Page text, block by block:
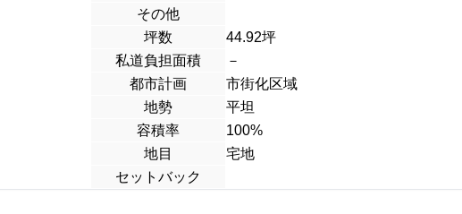
その他
坪数
44.92坪
私道負担面積
－
都市計画
市街化区域
地勢
平坦
容積率
100%
地目
宅地
セットバック